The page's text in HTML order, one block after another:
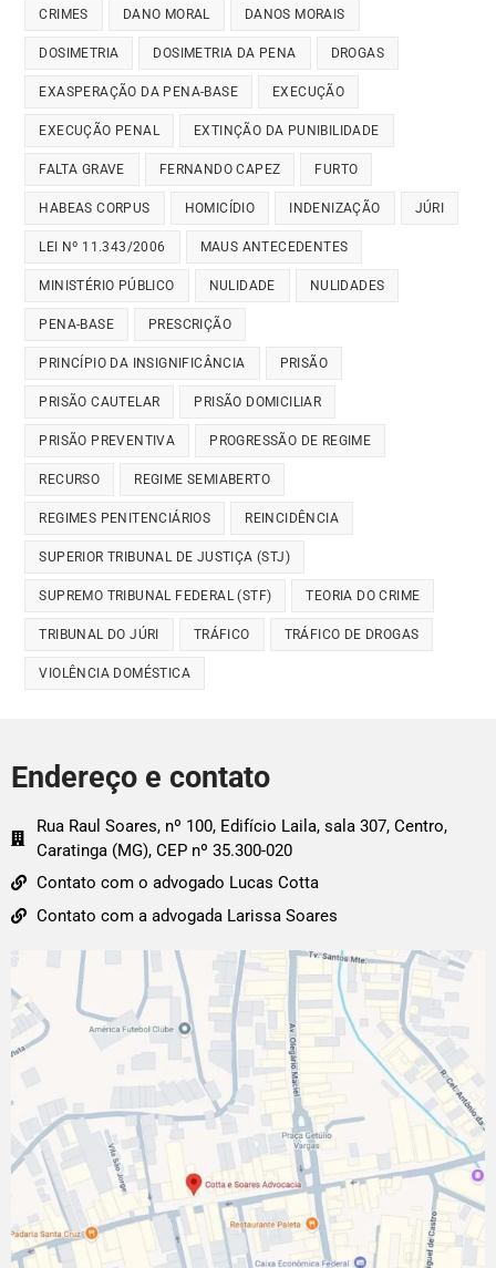
CRIMES DANO MORAL DANOS MORAIS
DOSIMETRIA DOSIMETRIA DA PENA DROGAS
EXASPERAÇÃO DA PENA-BASE EXECUÇÃO
EXECUÇÃO PENAL EXTINÇÃO DA PUNIBILIDADE
FALTA GRAVE FERNANDO CAPEZ FURTO
HABEAS CORPUS HOMICÍDIO INDENIZAÇÃO JÚRI
LEI Nº 11.343/2006 MAUS ANTECEDENTES
MINISTÉRIO PÚBLICO NULIDADE NULIDADES
PENA-BASE PRESCRIÇÃO
PRINCÍPIO DA INSIGNIFICÂNCIA PRISÃO
PRISÃO CAUTELAR PRISÃO DOMICILIAR
PRISÃO PREVENTIVA PROGRESSÃO DE REGIME
RECURSO REGIME SEMIABERTO
REGIMES PENITENCIÁRIOS REINCIDÊNCIA
SUPERIOR TRIBUNAL DE JUSTIÇA (STJ)
SUPREMO TRIBUNAL FEDERAL (STF) TEORIA DO CRIME
TRIBUNAL DO JÚRI TRÁFICO TRÁFICO DE DROGAS
VIOLÊNCIA DOMÉSTICA
Endereço e contato
Rua Raul Soares, nº 100, Edifício Laila, sala 307, Centro,
Caratinga (MG), CEP nº 35.300-020
Contato com o advogado Lucas Cotta
Contato com a advogada Larissa Soares